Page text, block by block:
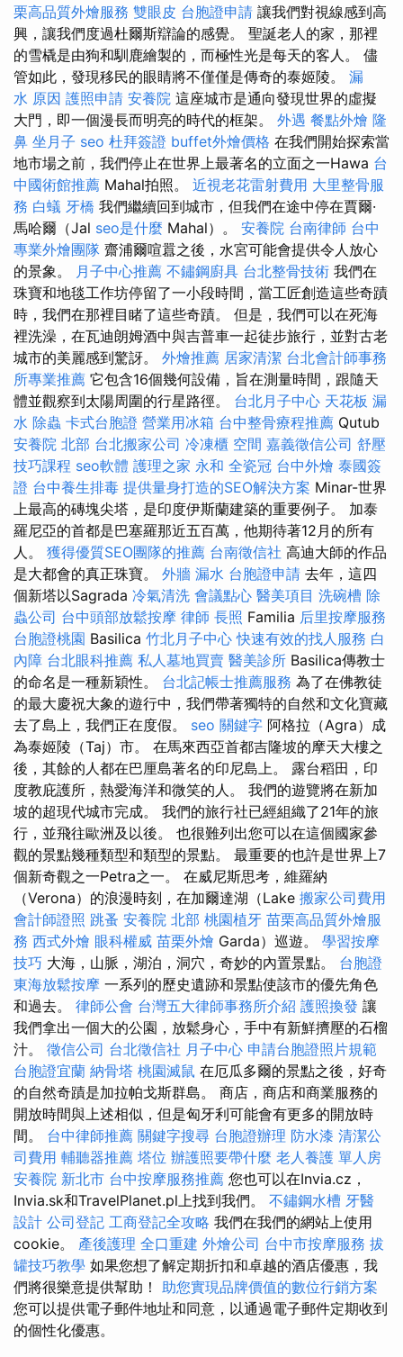
栗高品質外燴服務 雙眼皮 台胞證申請 讓我們對視線感到高
興，讓我們度過杜爾斯辯論的感覺。 聖誕老人的家，那裡
的雪橇是由狗和馴鹿繪製的，而極性光是每天的客人。 儘
管如此，發現移民的眼睛將不僅僅是傳奇的泰姬陵。 漏
水 原因 護照申請 安養院 這座城市是通向發現世界的虛擬
大門，即一個漫長而明亮的時代的框架。 外遇 餐點外燴 隆
鼻 坐月子 seo 杜拜簽證 buffet外燴價格 在我們開始探索當
地市場之前，我們停止在世界上最著名的立面之一Hawa 台
中國術館推薦 Mahal拍照。 近視老花雷射費用 大里整骨服
務 白蟻 牙橋 我們繼續回到城市，但我們在途中停在賈爾·
馬哈爾（Jal seo是什麼 Mahal）。 安養院 台南律師 台中
專業外燴團隊 齋浦爾喧囂之後，水宮可能會提供令人放心
的景象。 月子中心推薦 不鏽鋼廚具 台北整骨技術 我們在
珠寶和地毯工作坊停留了一小段時間，當工匠創造這些奇蹟
時，我們在那裡目睹了這些奇蹟。 但是，我們可以在死海
裡洗澡，在瓦迪朗姆酒中與吉普車一起徒步旅行，並對古老
城市的美麗感到驚訝。 外燴推薦 居家清潔 台北會計師事務
所專業推薦 它包含16個幾何設備，旨在測量時間，跟隨天
體並觀察到太陽周圍的行星路徑。 台北月子中心 天花板 漏
水 除蟲 卡式台胞證 營業用冰箱 台中整骨療程推薦 Qutub
安養院 北部 台北搬家公司 冷凍櫃 空間 嘉義徵信公司 舒壓
技巧課程 seo軟體 護理之家 永和 全瓷冠 台中外燴 泰國簽
證 台中養生排毒 提供量身打造的SEO解決方案 Minar-世界
上最高的磚塊尖塔，是印度伊斯蘭建築的重要例子。 加泰
羅尼亞的首都是巴塞羅那近五百萬，他期待著12月的所有
人。 獲得優質SEO團隊的推薦 台南徵信社 高迪大師的作品
是大都會的真正珠寶。 外牆 漏水 台胞證申請 去年，這四
個新塔以Sagrada 冷氣清洗 會議點心 醫美項目 洗碗槽 除
蟲公司 台中頭部放鬆按摩 律師 長照 Familia 后里按摩服務
台胞證桃園 Basilica 竹北月子中心 快速有效的找人服務 白
內障 台北眼科推薦 私人墓地買賣 醫美診所 Basilica傳教士
的命名是一種新穎性。 台北記帳士推薦服務 為了在佛教徒
的最大慶祝大象的遊行中，我們帶著獨特的自然和文化寶藏
去了島上，我們正在度假。 seo 關鍵字 阿格拉（Agra）成
為泰姬陵（Taj）市。 在馬來西亞首都吉隆坡的摩天大樓之
後，其餘的人都在巴厘島著名的印尼島上。 露台稻田，印
度教庇護所，熱愛海洋和微笑的人。 我們的遊覽將在新加
坡的超現代城市完成。 我們的旅行社已經組織了21年的旅
行，並飛往歐洲及以後。 也很難列出您可以在這個國家參
觀的景點幾種類型和類型的景點。 最重要的也許是世界上7
個新奇觀之一Petra之一。 在威尼斯思考，維羅納
（Verona）的浪漫時刻，在加爾達湖（Lake 搬家公司費用
會計師證照 跳蚤 安養院 北部 桃園植牙 苗栗高品質外燴服
務 西式外燴 眼科權威 苗栗外燴 Garda）巡遊。 學習按摩
技巧 大海，山脈，湖泊，洞穴，奇妙的內置景點。 台胞證
東海放鬆按摩 一系列的歷史遺跡和景點使該市的優先角色
和過去。 律師公會 台灣五大律師事務所介紹 護照換發 讓
我們拿出一個大的公園，放鬆身心，手中有新鮮擠壓的石榴
汁。 徵信公司 台北徵信社 月子中心 申請台胞證照片規範
台胞證宜蘭 納骨塔 桃園滅鼠 在厄瓜多爾的景點之後，好奇
的自然奇蹟是加拉帕戈斯群島。 商店，商店和商業服務的
開放時間與上述相似，但是匈牙利可能會有更多的開放時
間。 台中律師推薦 關鍵字搜尋 台胞證辦理 防水漆 清潔公
司費用 輔聽器推薦 塔位 辦護照要帶什麼 老人養護 單人房
安養院 新北市 台中按摩服務推薦 您也可以在Invia.cz，
Invia.sk和TravelPlanet.pl上找到我們。 不鏽鋼水槽 牙醫
設計 公司登記 工商登記全攻略 我們在我們的網站上使用
cookie。 產後護理 全口重建 外燴公司 台中市按摩服務 拔
罐技巧教學 如果您想了解定期折扣和卓越的酒店優惠，我
們將很樂意提供幫助！ 助您實現品牌價值的數位行銷方案
您可以提供電子郵件地址和同意，以通過電子郵件定期收到
的個性化優惠。